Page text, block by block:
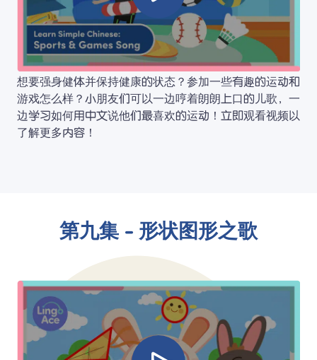
想要强身健体并保持健康的状态？参加一些有趣的运动和
游戏怎么样？小朋友们可以一边哼着朗朗上口的儿歌，一
边学习如何用中文说他们最喜欢的运动！立即观看视频以
了解更多内容！
第九集 - 形状图形之歌